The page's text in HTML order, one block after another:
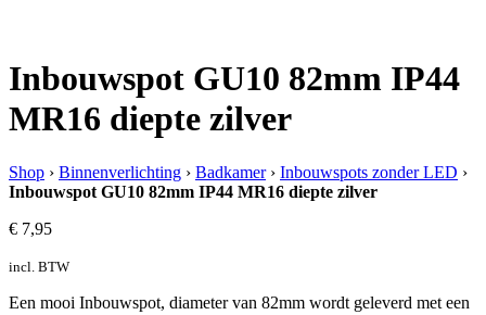
Inbouwspot GU10 82mm IP44
MR16 diepte zilver
Shop › Binnenverlichting › Badkamer› Inbouwspots zonder LED ›
Inbouwspot GU10 82mm IP44 MR16 diepte zilver
€ 7,95
incl. BTW
Een mooi Inbouwspot, diameter van 82mm wordt geleverd met een